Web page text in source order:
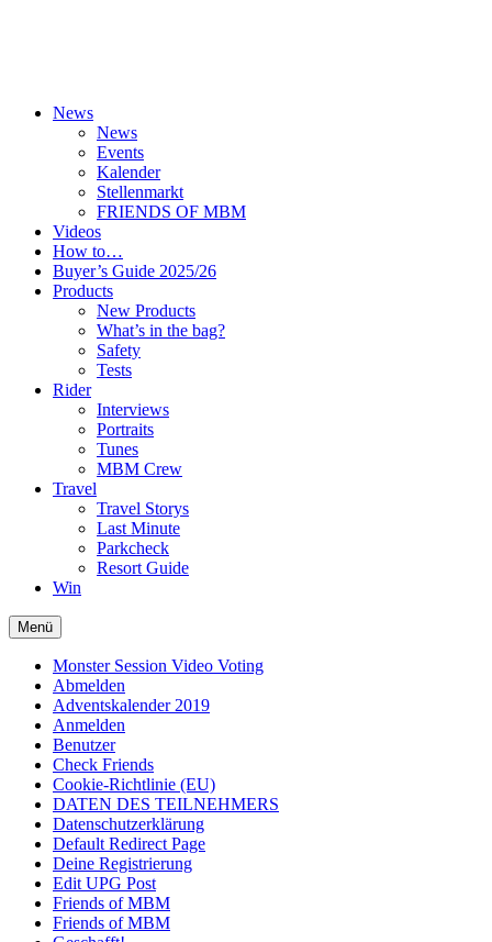
News
News
Events
Kalender
Stellenmarkt
FRIENDS OF MBM
Videos
How to…
Buyer’s Guide 2025/26
Products
New Products
What’s in the bag?
Safety
Tests
Rider
Interviews
Portraits
Tunes
MBM Crew
Travel
Travel Storys
Last Minute
Parkcheck
Resort Guide
Win
Menü
Monster Session Video Voting
Abmelden
Adventskalender 2019
Anmelden
Benutzer
Check Friends
Cookie-Richtlinie (EU)
DATEN DES TEILNEHMERS
Datenschutzerklärung
Default Redirect Page
Deine Registrierung
Edit UPG Post
Friends of MBM
Friends of MBM